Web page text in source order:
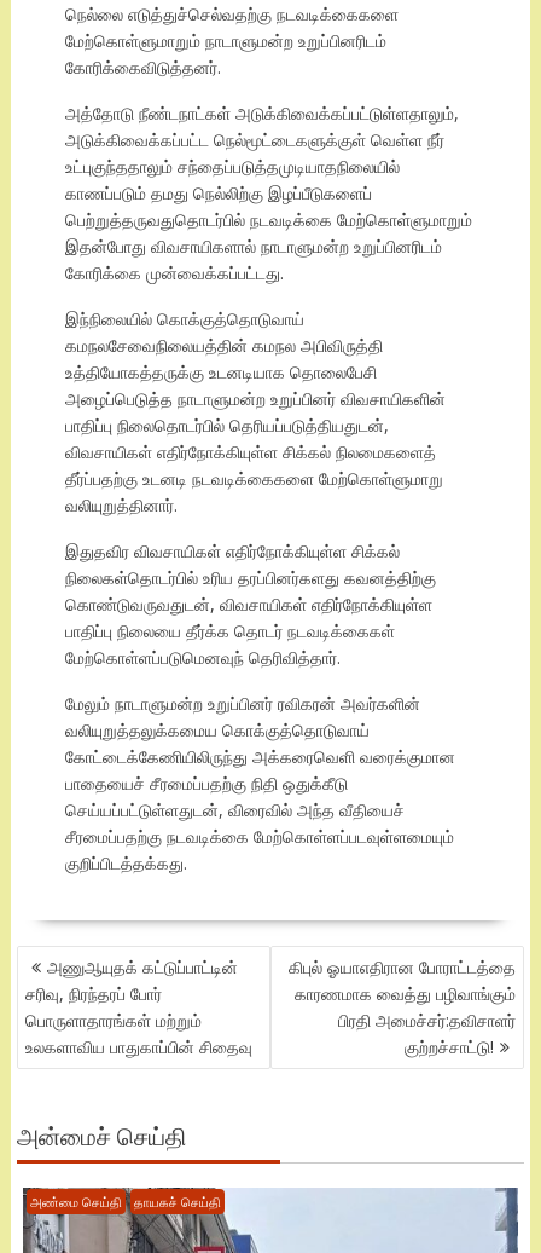
நெல்லை எடுத்துச்செல்வதற்கு நடவடிக்கைகளை
மேற்கொள்ளுமாறும் நாடாளுமன்ற உறுப்பினரிடம்
கோரிக்கைவிடுத்தனர்.
அத்தோடு நீண்டநாட்கள் அடுக்கிவைக்கப்பட்டுள்ளதாலும்,
அடுக்கிவைக்கப்பட்ட நெல்மூட்டைகளுக்குள் வெள்ள நீர்
உட்புகுந்ததாலும் சந்தைப்படுத்தமுடியாதநிலையில்
காணப்படும் தமது நெல்லிற்கு இழப்பீடுகளைப்
பெற்றுத்தருவதுதொடர்பில் நடவடிக்கை மேற்கொள்ளுமாறும்
இதன்போது விவசாயிகளால் நாடாளுமன்ற உறுப்பினரிடம்
கோரிக்கை முன்வைக்கப்பட்டது.
இந்நிலையில் கொக்குத்தொடுவாய்
கமநலசேவைநிலையத்தின் கமநல அபிவிருத்தி
உத்தியோகத்தருக்கு உடனடியாக தொலைபேசி
அழைப்பெடுத்த நாடாளுமன்ற உறுப்பினர் விவசாயிகளின்
பாதிப்பு நிலைதொடர்பில் தெரியப்படுத்தியதுடன்,
விவசாயிகள் எதிர்நோக்கியுள்ள சிக்கல் நிலமைகளைத்
தீர்ப்பதற்கு உடனடி நடவடிக்கைகளை மேற்கொள்ளுமாறு
வலியுறுத்தினார்.
இதுதவிர விவசாயிகள் எதிர்நோக்கியுள்ள சிக்கல்
நிலைகள்தொடர்பில் உரிய தரப்பினர்களது கவனத்திற்கு
கொண்டுவருவதுடன், விவசாயிகள் எதிர்நோக்கியுள்ள
பாதிப்பு நிலையை தீர்க்க தொடர் நடவடிக்கைகள்
மேற்கொள்ளப்படுமெனவுந் தெரிவித்தார்.
மேலும் நாடாளுமன்ற உறுப்பினர் ரவிகரன் அவர்களின்
வலியுறுத்தலுக்கமைய கொக்குத்தொடுவாய்
கோட்டைக்கேணியிலிருந்து அக்கரைவெளி வரைக்குமான
பாதையைச் சீரமைப்பதற்கு நிதி ஒதுக்கீடு
செய்யப்பட்டுள்ளதுடன், விரைவில் அந்த வீதியைச்
சீரமைப்பதற்கு நடவடிக்கை மேற்கொள்ளப்படவுள்ளமையும்
குறிப்பிடத்தக்கது.
POST
NAVIGATION
அணுஆயுதக் கட்டுப்பாட்டின்
சரிவு, நிரந்தரப் போர்
பொருளாதாரங்கள் மற்றும்
உலகளாவிய பாதுகாப்பின் சிதைவு
கிபுல் ஓயாஎதிரான போராட்டத்தை
காரணமாக வைத்து பழிவாங்கும்
பிரதி அமைச்சர்:தவிசாளர்
குற்றச்சாட்டு!
அன்மைச் செய்தி
அண்மை செய்தி தாயகச் செய்தி